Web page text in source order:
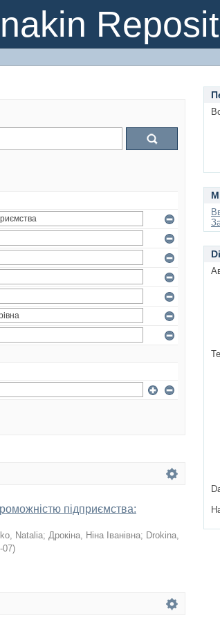
підприємства:
Natalia; Дрокіна, Ніна Іванівна; Drokina,
07)